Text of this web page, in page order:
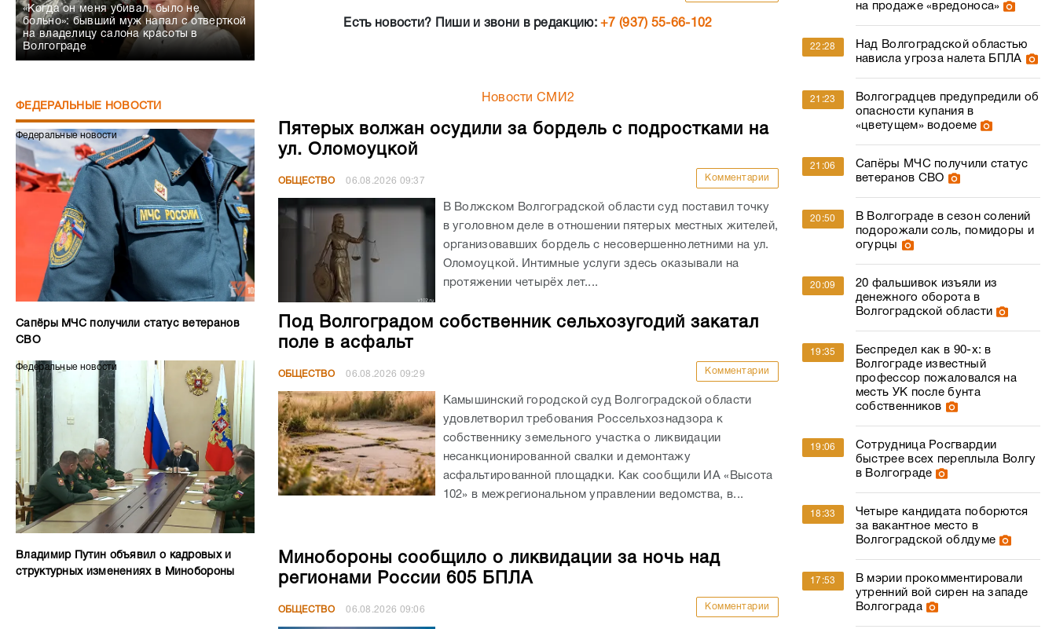
«Когда он меня убивал, было не
больно»: бывший муж напал с отверткой
на владелицу салона красоты в
Волгограде
ФЕДЕРАЛЬНЫЕ НОВОСТИ
Федеральные новости
Сапёры МЧС получили статус ветеранов
СВО
Федеральные новости
Владимир Путин объявил о кадровых и
структурных изменениях в Минобороны
Есть новости? Пиши и звони в редакцию:+7 (937) 55-66-102
Новости СМИ2
Пятерых волжан осудили за бордель с подростками на
ул. Оломоуцкой
ОБЩЕСТВО 06.08.2026 09:37 Комментарии
В Волжском Волгоградской области суд поставил точку
в уголовном деле в отношении пятерых местных жителей,
организовавших бордель с несовершеннолетними на ул.
Оломоуцкой. Интимные услуги здесь оказывали на
протяжении четырёх лет....
Под Волгоградом собственник сельхозугодий закатал
поле в асфальт
ОБЩЕСТВО 06.08.2026 09:29 Комментарии
Камышинский городской суд Волгоградской области
удовлетворил требования Россельхознадзора к
собственнику земельного участка о ликвидации
несанкционированной свалки и демонтажу
асфальтированной площадки. Как сообщили ИА «Высота
102» в межрегиональном управлении ведомства, в...
Минобороны сообщило о ликвидации за ночь над
регионами России 605 БПЛА
ОБЩЕСТВО 06.08.2026 09:06 Комментарии
на продаже «вредоноса»
22:28
Над Волгоградской областью
нависла угроза налета БПЛА
21:23
Волгоградцев предупредили об
опасности купания в
«цветущем» водоеме
21:06
Сапёры МЧС получили статус
ветеранов СВО
20:50
В Волгограде в сезон солений
подорожали соль, помидоры и
огурцы
20:09
20 фальшивок изъяли из
денежного оборота в
Волгоградской области
19:35
Беспредел как в 90-х: в
Волгограде известный
профессор пожаловался на
месть УК после бунта
собственников
19:06
Сотрудница Росгвардии
быстрее всех переплыла Волгу
в Волгограде
18:33
Четыре кандидата поборются
за вакантное место в
Волгоградской облдуме
17:53
В мэрии прокомментировали
утренний вой сирен на западе
Волгограда